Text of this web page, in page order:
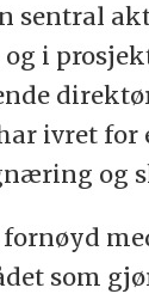
sentral
i
ivret for
og
som